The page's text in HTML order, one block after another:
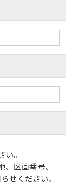
。
区画番号、
せください。